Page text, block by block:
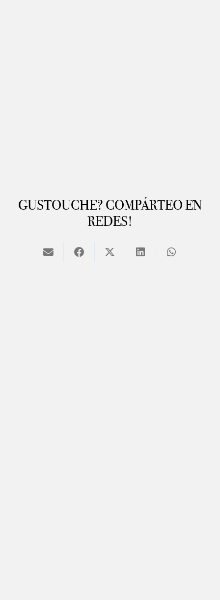
GUSTOUCHE? COMPÁRTEO EN
REDES!